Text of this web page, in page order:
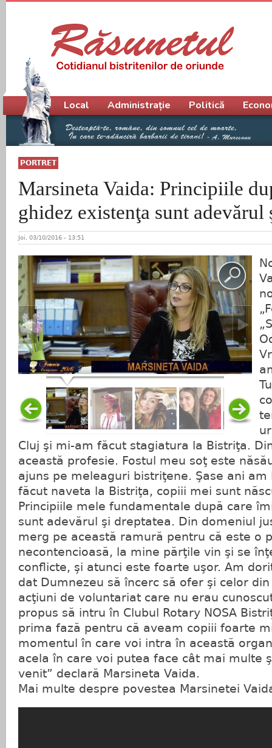
PORTRET
Marsineta Vaida: Principiile
ghidez existenţa sunt adevărul
Joi, 03/10/2016 - 13:51
Cluj şi mi-am făcut stagiatura la Bistriţa.
această profesie. Fostul meu soţ este
ajuns pe meleaguri bistriţene. Şase ani am
făcut naveta la Bistriţa, copiii mei sunt
Principiile mele fundamentale după care
sunt adevărul şi dreptatea. Din domeniul
merg pe această ramură pentru că este o
necontencioasă, la mine părţile vin şi se
conflicte, şi atunci este foarte uşor. Am
dat Dumnezeu să încerc să ofer şi celor
acţiuni de voluntariat care nu erau
propus să intru în Clubul Rotary NOSA
prima fază pentru că aveam copiii foarte
momentul în care voi intra în această
acela în care voi putea face cât mai multe
venit” declară Marsineta Vaida.
Mai multe despre povestea Marsinetei
Meniu principal
Local Administrație Politică